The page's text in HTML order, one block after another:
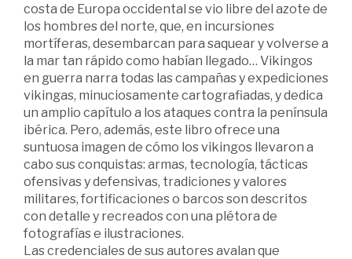
costa de Europa occidental se vio libre del azote de
los hombres del norte, que, en incursiones
mortíferas, desembarcan para saquear y volverse a
la mar tan rápido como habían llegado… Vikingos
en guerra narra todas las campañas y expediciones
vikingas, minuciosamente cartografiadas, y dedica
un amplio capítulo a los ataques contra la península
ibérica. Pero, además, este libro ofrece una
suntuosa imagen de cómo los vikingos llevaron a
cabo sus conquistas: armas, tecnología, tácticas
ofensivas y defensivas, tradiciones y valores
militares, fortificaciones o barcos son descritos
con detalle y recreados con una plétora de
fotografías e ilustraciones.
Las credenciales de sus autores avalan que